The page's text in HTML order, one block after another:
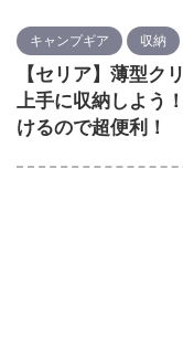
キャンプギア 収納
【セリア】薄型ク
上手に収納しよう
けるので超便利！